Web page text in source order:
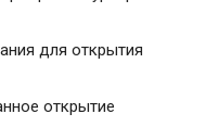
для открытия
открытие